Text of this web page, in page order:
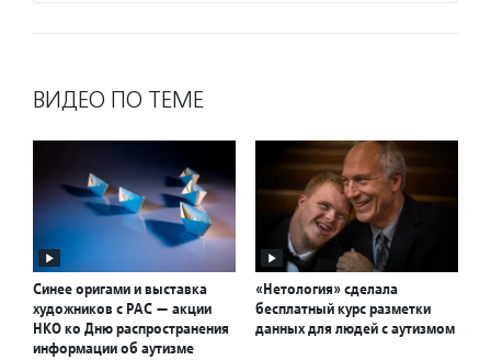
ВИДЕО ПО ТЕМЕ
Синее оригами и выставка
художников с РАС — акции
НКО ко Дню распространения
информации об аутизме
«Нетология» сделала
бесплатный курс разметки
данных для людей с аутизмом